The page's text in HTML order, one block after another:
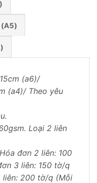
(A5)
(a6)/
(a4)/ Theo yêu
Loại 2 liên
đơn 2 liên: 100
3 liên: 150 tờ/q
liên: 200 tờ/q (Mỗi